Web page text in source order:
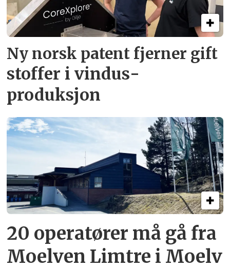
Ny norsk patent fjerner gift­
stoffer i vindus­
produksjon
20 operatører må gå fra
Moelven Limtre i Moelv